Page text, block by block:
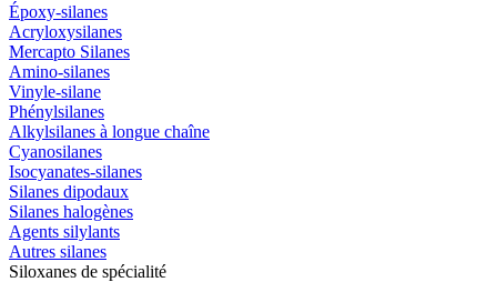
Époxy-silanes
Acryloxysilanes
Mercapto Silanes
Amino-silanes
Vinyle-silane
Phénylsilanes
Alkylsilanes à longue chaîne
Cyanosilanes
Isocyanates-silanes
Silanes dipodaux
Silanes halogènes
Agents silylants
Autres silanes
Siloxanes de spécialité